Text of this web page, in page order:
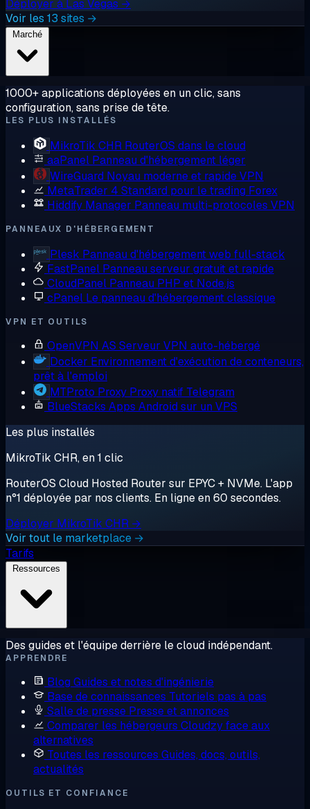
Déployer à Las Vegas →
Voir les 13 sites →
1000+ applications déployées en un clic, sans
configuration, sans prise de tête.
LES PLUS INSTALLÉS
MikroTik CHR RouterOS dans le cloud
aaPanel Panneau d'hébergement léger
WireGuard Noyau moderne et rapide VPN
MetaTrader 4 Standard pour le trading Forex
Hiddify Manager Panneau multi-protocoles VPN
PANNEAUX D'HÉBERGEMENT
Plesk Panneau d'hébergement web full-stack
FastPanel Panneau serveur gratuit et rapide
CloudPanel Panneau PHP et Node.js
cPanel Le panneau d'hébergement classique
VPN ET OUTILS
OpenVPN AS Serveur VPN auto-hébergé
Docker Environnement d'exécution de conteneurs,
prêt à l'emploi
MTProto Proxy Proxy natif Telegram
BlueStacks Apps Android sur un VPS
Les plus installés
MikroTik CHR, en 1 clic
RouterOS Cloud Hosted Router sur EPYC + NVMe. L'app
n°1 déployée par nos clients. En ligne en 60 secondes.
Déployer MikroTik CHR →
Voir tout le marketplace →
Tarifs
Des guides et l'équipe derrière le cloud indépendant.
APPRENDRE
Blog Guides et notes d'ingénierie
Base de connaissances Tutoriels pas à pas
Salle de presse Presse et annonces
Comparer les hébergeurs Cloudzy face aux
alternatives
Toutes les ressources Guides, docs, outils,
actualités
OUTILS ET CONFIANCE